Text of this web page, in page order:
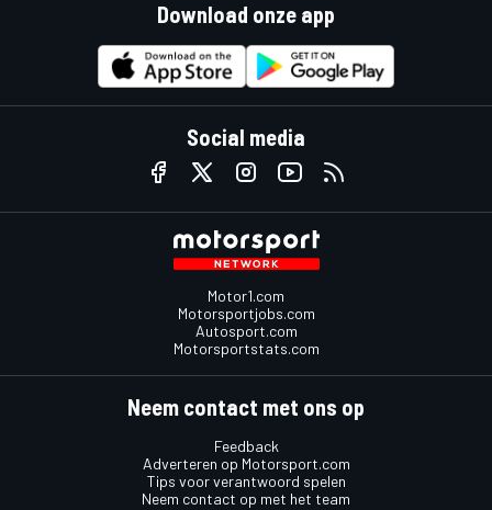
Download onze app
Social media
Motor1.com
Motorsportjobs.com
Autosport.com
Motorsportstats.com
Neem contact met ons op
Feedback
Adverteren op Motorsport.com
Tips voor verantwoord spelen
Neem contact op met het team